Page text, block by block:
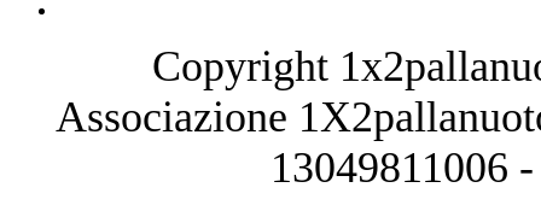
Copyright
Associazione
13049811006